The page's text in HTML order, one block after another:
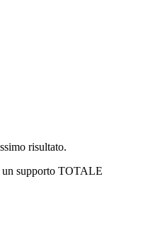
risultato.
supporto TOTALE